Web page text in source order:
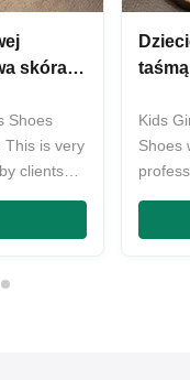
skóra
Shoes
This is very
clients
Kids
Shoes